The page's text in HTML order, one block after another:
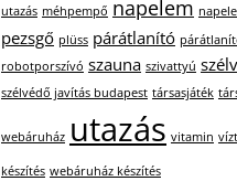
utazás méhpempő napelem
pezsgő plüss párátlanító
robotporszívó szauna szivattyú
szélvédő javítás budapest társasjáték
webáruház utazás vitamin
készítés webáruház készítés